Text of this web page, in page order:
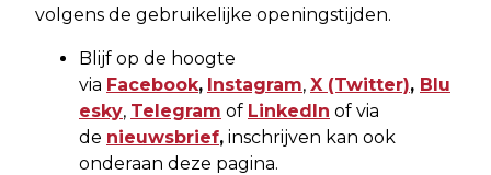
volgens de gebruikelijke openingstijden.
Blijf op de hoogte
via Facebook, Instagram, X (Twitter), Blu
esky, Telegram of LinkedIn of via
de nieuwsbrief, inschrijven kan ook
onderaan deze pagina.